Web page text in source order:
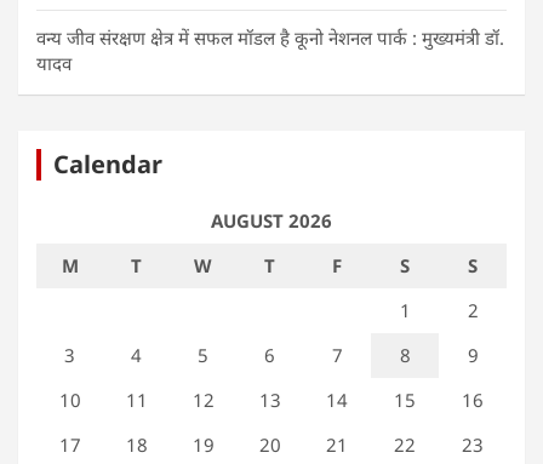
वन्य जीव संरक्षण क्षेत्र में सफल मॉडल है कूनो नेशनल पार्क : मुख्यमंत्री डॉ.
यादव
Calendar
AUGUST 2026
M
T W T F S
S
1
2
3
4 5 6 7 8
9
10
11 12 13 14 15
16
17
18 19 20 21 22 23